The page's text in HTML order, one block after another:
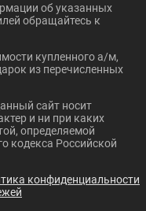
об указанных
обращайтесь к
купленного а/м,
из перечисленных
сайт носит
и ни при каких
определяемой
кодекса Российской
конфиденциальности